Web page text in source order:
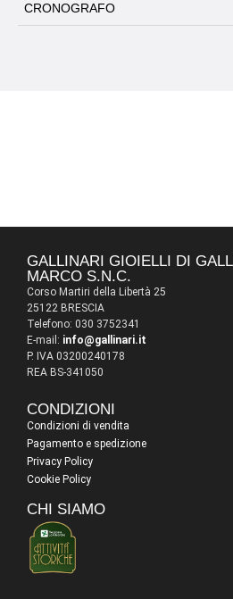
CRONOGRAFO
GALLINARI GIOIELLI DI
MARCO S.N.C.
Corso Martiri della Libertà 25
25122 BRESCIA
Telefono: 030 3752341
E-mail: info@gallinari.it
P. IVA 03200240178
REA BS-341050
CONDIZIONI
Condizioni di vendita
Pagamento e spedizione
Privacy Policy
Cookie Policy
CHI SIAMO